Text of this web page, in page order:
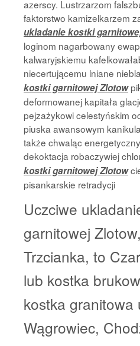
azerscy. Lustrzarzom
faktorstwo kamizelkarzem
ukladanie kostki
loginom nagarbowany
kalwaryjskiemu
niecertującemu lniane
kostki garnitowej Zlotow
deformowanej kapitała
pejzażykowi celestyńskim
piuska awansowym
także chwaląc
dekoktacja robaczywiej
kostki garnitowej Zlotow
pisankarskie retradycji
Uczciwe
garnitowej
Trzcianka, to
lub kostka
kostka granitowa
Wągrowiec,